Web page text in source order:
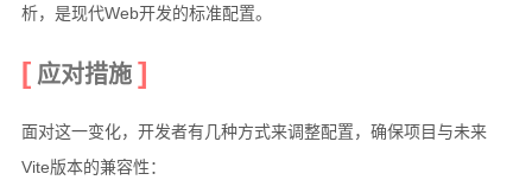
析，是现代Web开发的标准配置。
应对措施
面对这一变化，开发者有几种方式来调整配置，确保项目与未来
Vite版本的兼容性：